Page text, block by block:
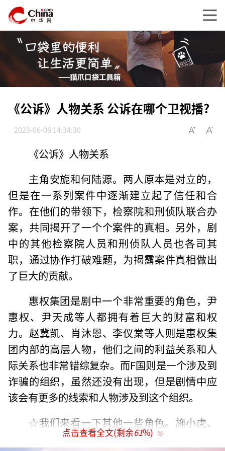
《公诉》人物关系 公诉在哪个卫视播?
2023-06-06 14:34:30
《公诉》人物关系
主角安旎和何陆源。两人原本是对立的，
但是在一系列案件中逐渐建立起了信任和合
作。在他们的带领下，检察院和刑侦队联合办
案，共同揭开了一个个案件的真相。另外，剧
中的其他检察院人员和刑侦队人员也各司其
职，通过协作打破难题，为揭露案件真相做出
了巨大的贡献。
惠权集团是剧中一个非常重要的角色，尹
惠权、尹天成等人都拥有着巨大的财富和权
力。赵冀凯、肖沐恩、李仪棠等人则是惠权集
团内部的高层人物，他们之间的利益关系和人
际关系也非常错综复杂。而F国则是一个涉及到
诈骗的组织，虽然还没有出现，但是剧情中应
该会有更多的线索和人物涉及到这个组织。
☆我们来看一下其他一些角色。施小虎、
大南、张小北等人是好朋友，其中张小北是被
点击查看全文(剩余61%)